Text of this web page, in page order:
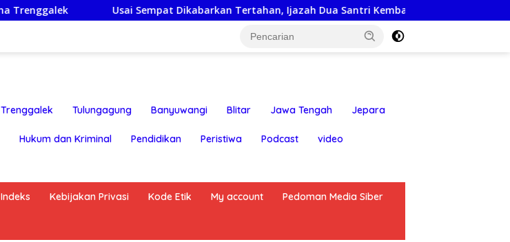
Usai Sempat Dikabarkan Tertahan, Ijazah Dua Santri Kembali ke Orang Tua Secara Cuma-cuma
Trenggalek Tulungagung Banyuwangi Blitar Jawa Tengah Jepara
Hukum dan Kriminal Pendidikan Peristiwa Podcast video
Indeks Kebijakan Privasi Kode Etik My account Pedoman Media Siber